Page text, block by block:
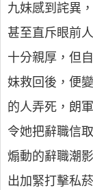
九妹感到詫異
甚至直斥眼前
十分親厚，但
妹救回後，便
的人弄死，朗
令她把辭職信
煽動的辭職潮
出加緊打擊私